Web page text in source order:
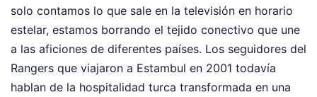
solo contamos lo que sale en la televisión en horario
estelar, estamos borrando el tejido conectivo que une
a las aficiones de diferentes países. Los seguidores del
Rangers que viajaron a Estambul en 2001 todavía
hablan de la hospitalidad turca transformada en una